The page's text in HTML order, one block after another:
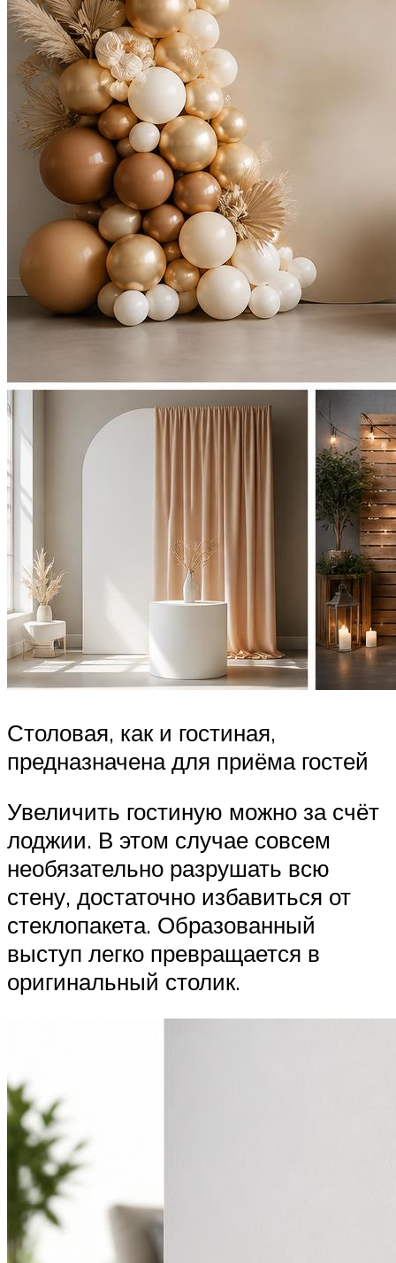
Столовая, как и гостиная,
предназначена для приёма гостей
Увеличить гостиную можно за счёт
лоджии. В этом случае совсем
необязательно разрушать всю
стену, достаточно избавиться от
стеклопакета. Образованный
выступ легко превращается в
оригинальный столик.